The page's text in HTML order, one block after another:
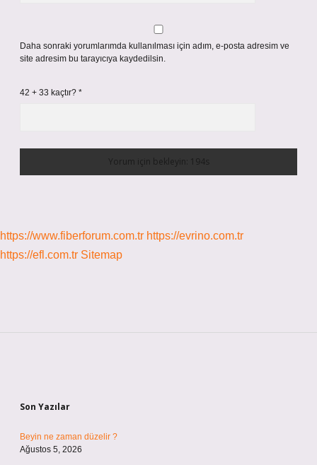
Daha sonraki yorumlarımda kullanılması için adım, e-posta adresim ve
site adresim bu tarayıcıya kaydedilsin.
42 + 33 kaçtır? *
https://www.fiberforum.com.tr https://evrino.com.tr
https://efl.com.tr Sitemap
Son Yazılar
Beyin ne zaman düzelir ?
Ağustos 5, 2026